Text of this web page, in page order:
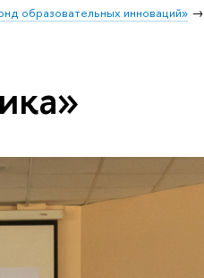
образовательных инноваций»